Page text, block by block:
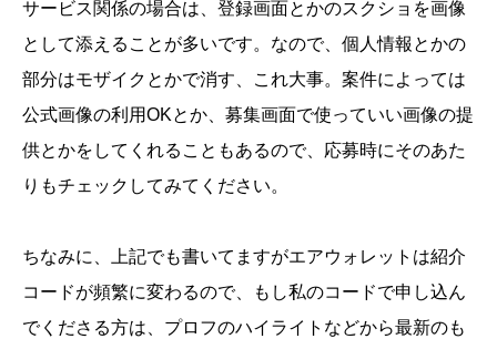
サービス関係の場合は、登録画面とかのスクショを画像
として添えることが多いです。なので、個人情報とかの
部分はモザイクとかで消す、これ大事。案件によっては
公式画像の利用OKとか、募集画面で使っていい画像の提
供とかをしてくれることもあるので、応募時にそのあた
りもチェックしてみてください。
ちなみに、上記でも書いてますがエアウォレットは紹介
コードが頻繁に変わるので、もし私のコードで申し込ん
でくださる方は、プロフのハイライトなどから最新のも